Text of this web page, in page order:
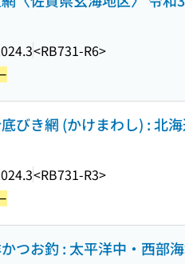
<RB731-R6>
びき網 (かけまわし) : 北
<RB731-R3>
つお釣 : 太平洋中・西部